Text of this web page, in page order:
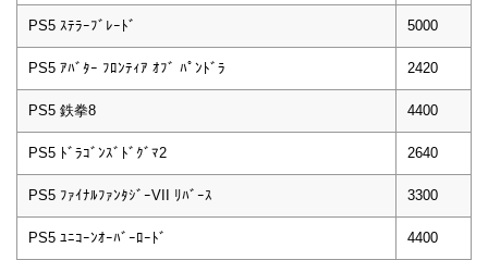
PS5 ｽﾃﾗｰﾌﾞﾚｰﾄﾞ 5000
PS5 ｱﾊﾞﾀｰ ﾌﾛﾝﾃｨｱ ｵﾌﾞ ﾊﾟﾝﾄﾞﾗ 2420
PS5 鉄拳8 4400
PS5 ﾄﾞﾗｺﾞﾝｽﾞﾄﾞｸﾞﾏ2 2640
PS5 ﾌｧｲﾅﾙﾌｧﾝﾀｼﾞｰVII ﾘﾊﾞｰｽ 3300
PS5 ﾕﾆｺｰﾝｵｰﾊﾞｰﾛｰﾄﾞ 4400